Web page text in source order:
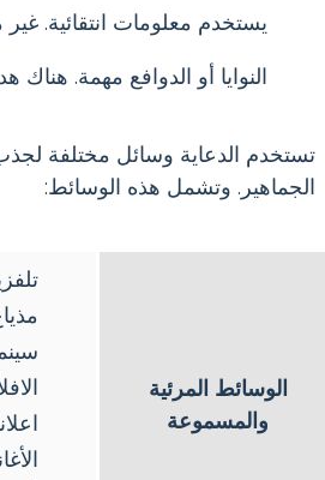
يستخدم معلومات انتقائية. غير
النوايا أو الدوافع مهمة.
تستخدم الدعاية وسائل مختلفة لجذب
الجماهير. وتشمل هذه الوسائط:
الوسائط المرئية
والمسموعة